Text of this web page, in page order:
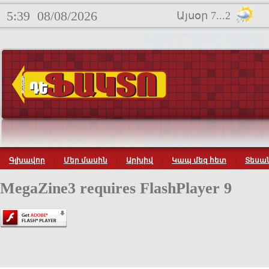
5:39 08/08/2026 Այսօր 7...2
Գլխավոր Մեր մասին Արխիվ Կապ մեզ հետ
MegaZine3 requires FlashPlayer 9